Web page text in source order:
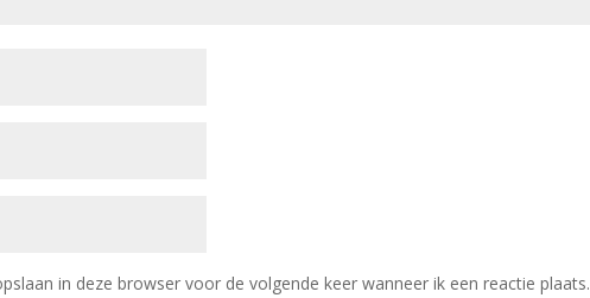
in deze browser voor de volgende keer wanneer ik een reactie plaats.